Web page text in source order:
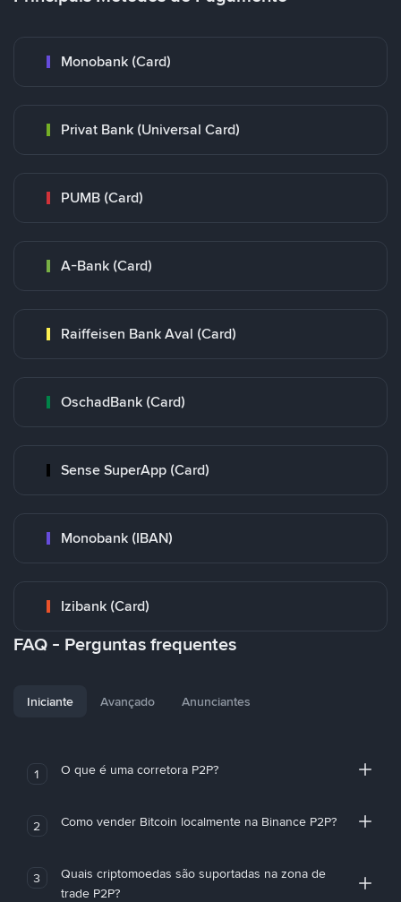
Monobank (Card)
Privat Bank (Universal Card)
PUMB (Card)
A-Bank (Card)
Raiffeisen Bank Aval (Card)
OschadBank (Card)
Sense SuperApp (Card)
Monobank (IBAN)
Izibank (Card)
FAQ - Perguntas frequentes
Iniciante Avançado Anunciantes
1 O que é uma corretora P2P?
2 Como vender Bitcoin localmente na Binance P2P?
3
Quais criptomoedas são suportadas na zona de
trade P2P?